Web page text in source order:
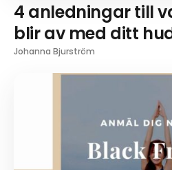
4 anledningar till
blir av med ditt
Johanna Bjurström